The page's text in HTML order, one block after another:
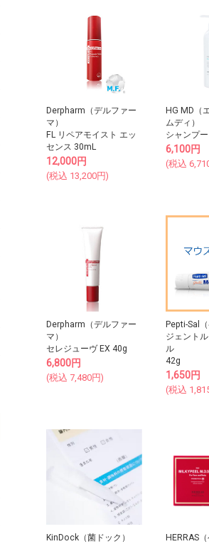
Derpharm（デルファー
マ）
FL リペアモイスト エッ
センス 30mL
12,000円
(税込 13,200円)
HG MD（
ムディ）
シャンプ
6,100円
(税込
Derpharm（デルファー
マ）
セレジューヴ EX 40g
6,800円
(税込 7,480円)
Pepti-Sal
ジェント
ル
42g
1,650円
(税込
KinDock（菌ドック）
HERRAS（